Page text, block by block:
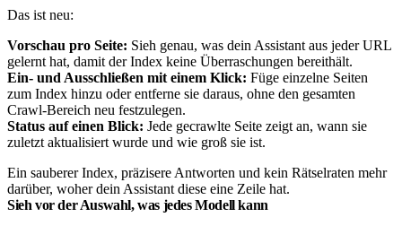
Das ist neu:
Vorschau pro Seite: Sieh genau, was dein Assistant aus jeder URL
gelernt hat, damit der Index keine Überraschungen bereithält.
Ein- und Ausschließen mit einem Klick: Füge einzelne Seiten
zum Index hinzu oder entferne sie daraus, ohne den gesamten
Crawl-Bereich neu festzulegen.
Status auf einen Blick: Jede gecrawlte Seite zeigt an, wann sie
zuletzt aktualisiert wurde und wie groß sie ist.
Ein sauberer Index, präzisere Antworten und kein Rätselraten mehr
darüber, woher dein Assistant diese eine Zeile hat.
Sieh vor der Auswahl, was jedes Modell kann